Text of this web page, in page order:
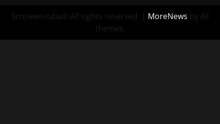
Scnnewsindia© All rights reserved. | MoreNews by AF
themes.